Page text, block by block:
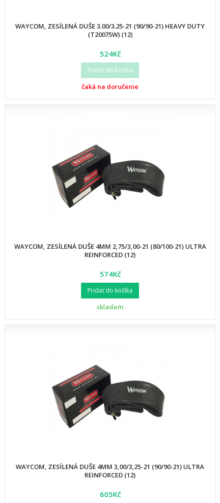
WAYCOM, ZESÍLENÁ DUŠE 3.00/3.25-21 (90/90-21) HEAVY DUTY
(T20075W) (12)
524Kč
Pridať do košíka
čaká na doručenie
WAYCOM, ZESÍLENÁ DUŠE 4MM 2,75/3,00-21 (80/100-21) ULTRA
REINFORCED (12)
574Kč
Pridať do košíka
skladem
WAYCOM, ZESÍLENÁ DUŠE 4MM 3,00/3,25-21 (90/90-21) ULTRA
REINFORCED (12)
605Kč